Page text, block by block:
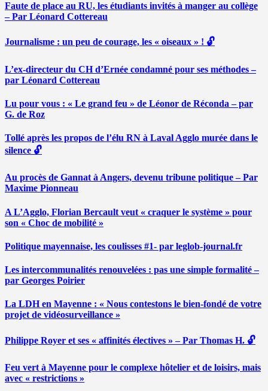
Faute de place au RU, les étudiants invités à manger au collège
– Par Léonard Cottereau
Journalisme : un peu de courage, les « oiseaux » ! 🔓
L’ex-directeur du CH d’Ernée condamné pour ses méthodes –
par Léonard Cottereau
Lu pour vous : « Le grand feu » de Léonor de Réconda – par
G. de Roz
Tollé après les propos de l’élu RN à Laval Agglo murée dans le
silence 🔓
Au procès de Gannat à Angers, devenu tribune politique – Par
Maxime Pionneau
A L’Agglo, Florian Bercault veut « craquer le système » pour
son « Choc de mobilité »
Politique mayennaise, les coulisses #1- par leglob-journal.fr
Les intercommunalités renouvelées : pas une simple formalité –
par Georges Poirier
La LDH en Mayenne : « Nous contestons le bien-fondé de votre
projet de vidéosurveillance »
Philippe Royer et ses « affinités électives » – Par Thomas H. 🔓
Feu vert à Mayenne pour le complexe hôtelier et de loisirs, mais
avec « restrictions »